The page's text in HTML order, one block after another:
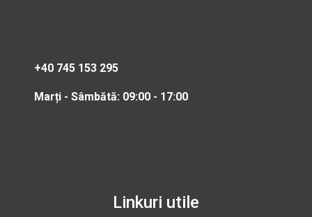
+40 745 153 295
Marți - Sâmbătă: 09:00 - 17:00
Linkuri utile